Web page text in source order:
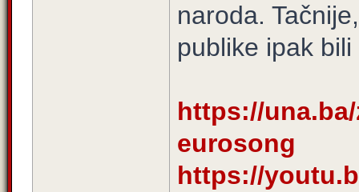
naroda.
publike ipak
https://
eurosong
https://